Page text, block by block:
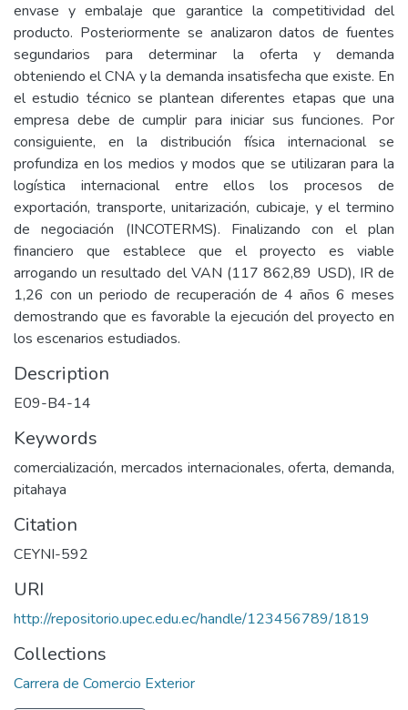
envase y embalaje que garantice la competitividad del
producto. Posteriormente se analizaron datos de fuentes
segundarios para determinar la oferta y demanda
obteniendo el CNA y la demanda insatisfecha que existe. En
el estudio técnico se plantean diferentes etapas que una
empresa debe de cumplir para iniciar sus funciones. Por
consiguiente, en la distribución física internacional se
profundiza en los medios y modos que se utilizaran para la
logística internacional entre ellos los procesos de
exportación, transporte, unitarización, cubicaje, y el termino
de negociación (INCOTERMS). Finalizando con el plan
financiero que establece que el proyecto es viable
arrogando un resultado del VAN (117 862,89 USD), IR de
1,26 con un periodo de recuperación de 4 años 6 meses
demostrando que es favorable la ejecución del proyecto en
los escenarios estudiados.
Description
E09-B4-14
Keywords
comercialización, mercados internacionales, oferta, demanda,
pitahaya
Citation
CEYNI-592
URI
http://repositorio.upec.edu.ec/handle/123456789/1819
Collections
Carrera de Comercio Exterior